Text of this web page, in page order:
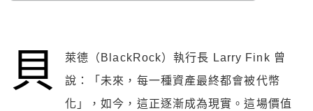
貝
萊德（BlackRock）執行長 Larry Fink 曾
說：「未來，每一種資產最終都會被代幣
化」，如今，這正逐漸成為現實。這場價值